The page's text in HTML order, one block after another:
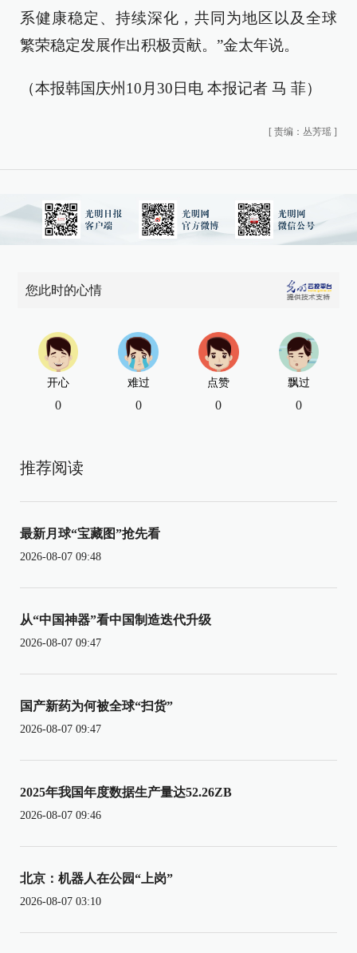
系健康稳定、持续深化，共同为地区以及全球
繁荣稳定发展作出积极贡献。”金太年说。
（本报韩国庆州10月30日电 本报记者 马 菲）
[ 责编：丛芳瑶 ]
您此时的心情
开心
0
难过
0
点赞
0
飘过
0
推荐阅读
最新月球“宝藏图”抢先看
2026-08-07 09:48
从“中国神器”看中国制造迭代升级
2026-08-07 09:47
国产新药为何被全球“扫货”
2026-08-07 09:47
2025年我国年度数据生产量达52.26ZB
2026-08-07 09:46
北京：机器人在公园“上岗”
2026-08-07 03:10